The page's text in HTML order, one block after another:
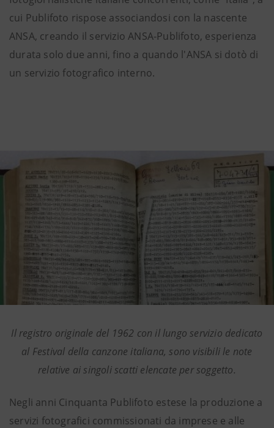
cui Publifoto rispose associandosi con la nascente
ANSA, creando il servizio ANSA-Publifoto, esperienza
durata solo due anni, fino a quando l'ANSA si dotò di
un servizio fotografico interno.
Il registro originale del 1962 con il lungo servizio dedicato
al Festival della canzone italiana, sono visibili le note
relative ai singoli scatti elencate per soggetto.
Negli anni Cinquanta Publifoto estese la produzione a
servizi fotografici commissionati da imprese e alle